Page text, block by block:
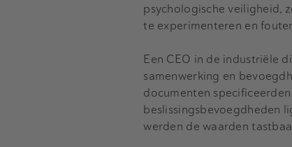
psychologische veiligheid,
te experimenteren en
Een CEO in de industriële
samenwerking en
documenten
beslissingsbevoegdheden
werden de waarden